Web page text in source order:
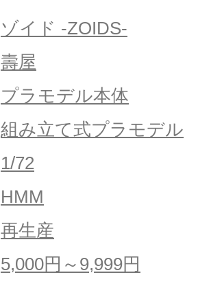
ゾイド -ZOIDS-
壽屋
プラモデル本体
組み立て式プラモデル
1/72
HMM
再生産
5,000円～9,999円